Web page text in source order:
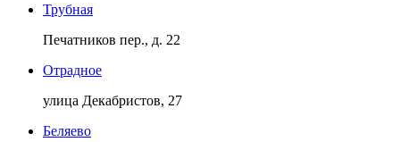
Трубная
Печатников пер., д. 22
Отрадное
улица Декабристов, 27
Беляево